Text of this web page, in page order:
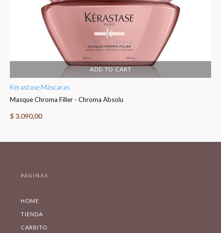
ADD TO CART
Kérastase Máscaras
Masque Chroma Filler - Chroma Absolu
$3.090,00
PÁGINAS
HOME
TIENDA
CARRITO